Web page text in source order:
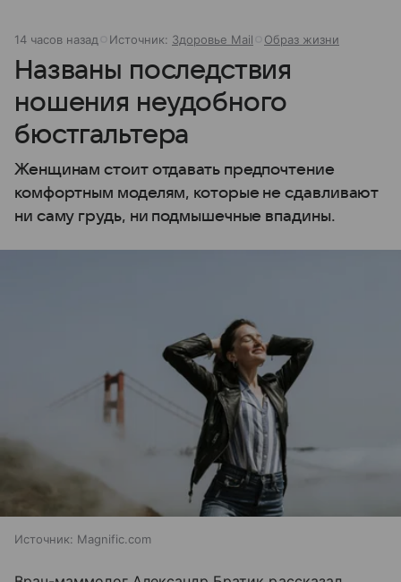
14 часов назад Источник: Здоровье Mail Образ жизни
Названы последствия
ношения неудобного
бюстгальтера
Женщинам стоит отдавать предпочтение
комфортным моделям, которые не сдавливают
ни саму грудь, ни подмышечные впадины.
Источник: Magnific.com